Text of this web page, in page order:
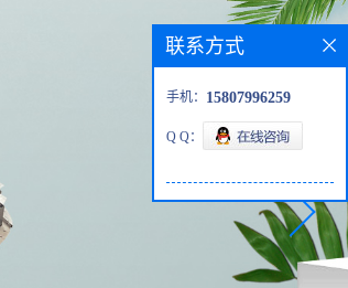
联系方式
手机： 15807996259
Q Q：